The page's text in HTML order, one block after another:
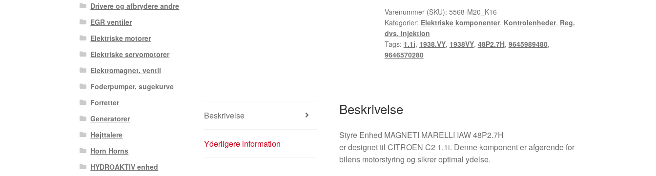
Varenummer (SKU): 5568-M20_K16
Kategorier: Elektriske komponenter, Kontrolenheder, Reg.
dvs. injektion
Tags: 1.1i, 1938.VY, 1938VY, 48P2.7H, 9645989480,
9646570280
Beskrivelse
Yderligere information
Beskrivelse
Styre Enhed MAGNETI MARELLI IAW 48P2.7H
er designet til CITROEN C2 1.1i. Denne komponent er afgørende for
bilens motorstyring og sikrer optimal ydelse.
Drivere og afbrydere andre
EGR ventiler
Elektriske motorer
Elektriske servomotorer
Elektromagnet. ventil
Foderpumper, sugekurve
Forretter
Generatorer
Højttalere
Horn Horns
HYDROAKTIV enhed